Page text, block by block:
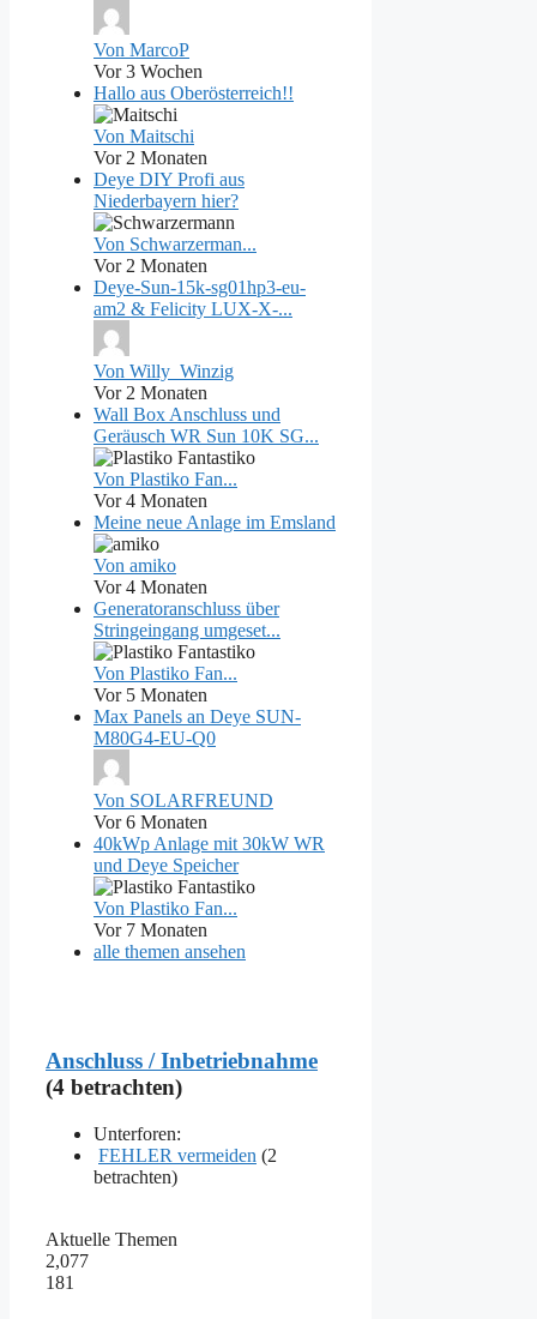
Von MarcoP
Vor 3 Wochen
Hallo aus Oberösterreich!!
Von Maitschi
Vor 2 Monaten
Deye DIY Profi aus
Niederbayern hier?
Von Schwarzerman...
Vor 2 Monaten
Deye-Sun-15k-sg01hp3-eu-
am2 & Felicity LUX-X-...
Von Willy_Winzig
Vor 2 Monaten
Wall Box Anschluss und
Geräusch WR Sun 10K SG...
Von Plastiko Fan...
Vor 4 Monaten
Meine neue Anlage im Emsland
Von amiko
Vor 4 Monaten
Generatoranschluss über
Stringeingang umgeset...
Von Plastiko Fan...
Vor 5 Monaten
Max Panels an Deye SUN-
M80G4-EU-Q0
Von SOLARFREUND
Vor 6 Monaten
40kWp Anlage mit 30kW WR
und Deye Speicher
Von Plastiko Fan...
Vor 7 Monaten
alle themen ansehen
Anschluss / Inbetriebnahme
(4 betrachten)
Unterforen:
FEHLER vermeiden (2
betrachten)
Aktuelle Themen
2,077
181